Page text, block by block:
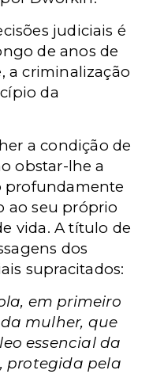
judiciais é
de anos de
a criminalização
da
a condição de
obstar-lhe a
profundamente
ao seu próprio
vida. A título de
dos
supracitados:
em primeiro
mulher, que
essencial da
protegida pela